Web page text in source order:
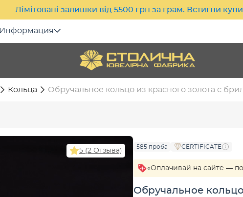
Лімітовані залишки від 5500 грн за грам. Встигни
Информация
Кольца Обручальное кольцо из красного золота с
5 (2 Отзыва)
585 проба CERTIFICATE
«Оплачивай на сайте —
Обручальное